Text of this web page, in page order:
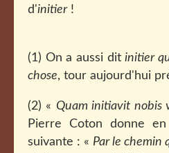
d'initier!
(1) On a aussi ditinitier
chose, tour aujourd'hui
(2) « Quam initiavit nobis
Pierre Coton donne
suivante : « Par le chemin